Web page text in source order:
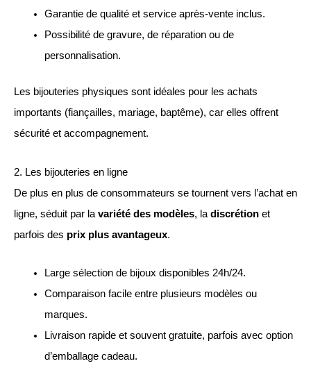
Garantie de qualité et service après-vente inclus.
Possibilité de gravure, de réparation ou de
personnalisation.
Les bijouteries physiques sont idéales pour les achats
importants (fiançailles, mariage, baptême), car elles offrent
sécurité et accompagnement.
2. Les bijouteries en ligne
De plus en plus de consommateurs se tournent vers l’achat en
ligne, séduit par la variété des modèles, la discrétion et
parfois des prix plus avantageux.
Large sélection de bijoux disponibles 24h/24.
Comparaison facile entre plusieurs modèles ou
marques.
Livraison rapide et souvent gratuite, parfois avec option
d’emballage cadeau.